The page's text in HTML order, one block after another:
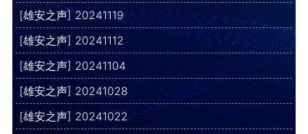
[雄安之声] 20241119
[雄安之声] 20241112
[雄安之声] 20241104
[雄安之声] 20241028
[雄安之声] 20241022